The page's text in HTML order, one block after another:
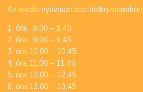
Az iskola nyitvatartása:
1. óra 8.00 – 8.45
2. óra 9.00 – 9.45
3. óra 10.00 – 10.45
4. óra 11.00 – 11.45
5. óra 12.00 – 12.45
6. óra 13.00 – 13.45